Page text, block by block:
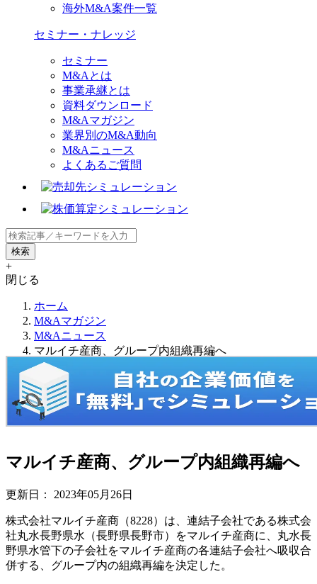
海外M&A案件一覧
セミナー・ナレッジ
セミナー
M&Aとは
事業承継とは
資料ダウンロード
M&Aマガジン
業界別のM&A動向
M&Aニュース
よくあるご質問
+
閉じる
ホーム
M&Aマガジン
M&Aニュース
マルイチ産商、グループ内組織再編へ
マルイチ産商、グループ内組織再編へ
更新日： 2023年05月26日
株式会社マルイチ産商（8228）は、連結子会社である株式会
社丸水長野県水（長野県長野市）をマルイチ産商に、丸水長
野県水管下の子会社をマルイチ産商の各連結子会社へ吸収合
併する、グループ内の組織再編を決定した。